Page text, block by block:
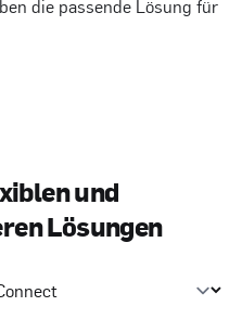
die passende Lösung für
iblenund
renLösungen